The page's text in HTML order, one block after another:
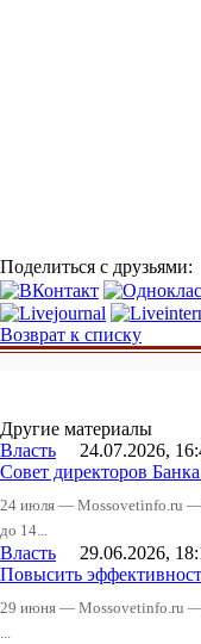
Поделиться с друзьями:
Возврат к списку
Другие материалы
Власть 24.07.2026,
Совет директоров
24 июля — Mossovetinfo.ru —
до 14...
Власть 29.06.2026,
Повысить
29 июня — Mossovetinfo.ru —
...